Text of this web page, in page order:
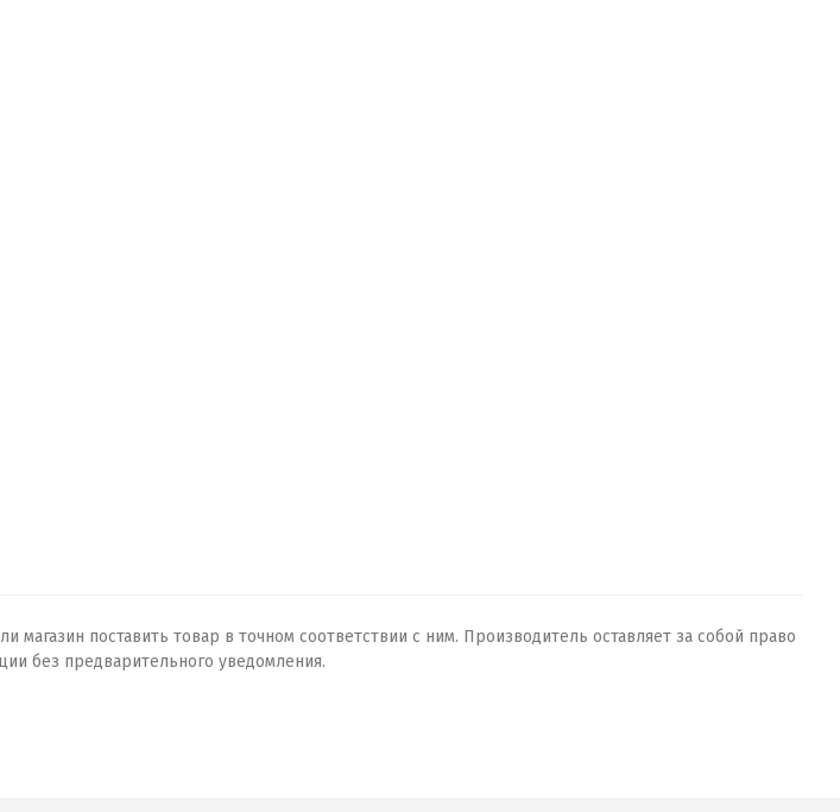
поставить товар в точном соответствии с ним. Производитель оставляет за собой право
без предварительного уведомления.